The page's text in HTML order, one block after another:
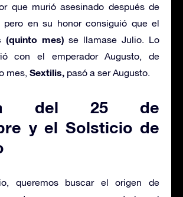
que murió asesinado después de
pero en su honor consiguió que el
(quinto mes) se llamase Julio. Lo
con el emperador Augusto, de
mes, Sextilis, pasó a ser Augusto.
del 25 de
y el Solsticio de
queremos buscar el origen de